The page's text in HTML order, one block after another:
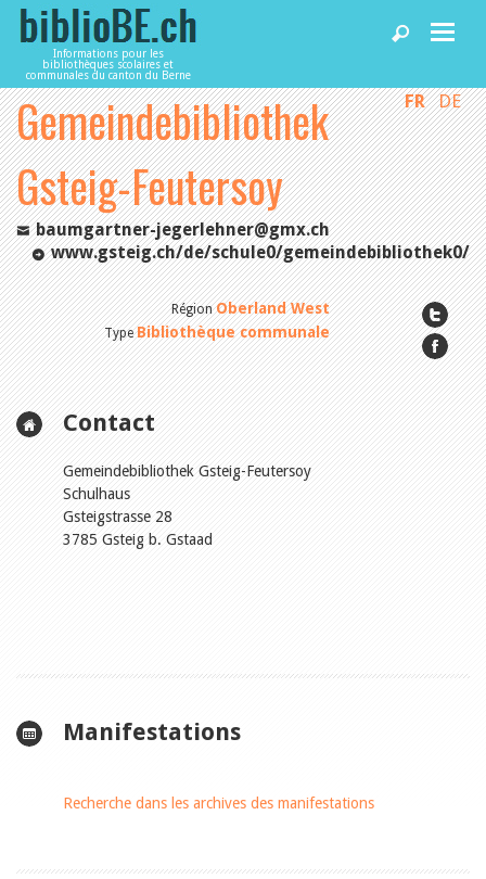
Informations pour les
bibliothèques scolaires et
communales du canton du Berne
Accueil
Articles
Bibliothèques
Agenda
Services
Utiliser biblioBE.ch
FR DE
Gemeindebibliothek
Gsteig-Feutersoy
baumgartner-jegerlehner@gmx.ch
www.gsteig.ch/de/schule0/gemeindebibliothek0/
RégionOberland West
TypeBibliothèque communale
Contact
Gemeindebibliothek Gsteig-Feutersoy
Schulhaus
Gsteigstrasse 28
3785 Gsteig b. Gstaad
Manifestations
Recherche dans les archives des manifestations